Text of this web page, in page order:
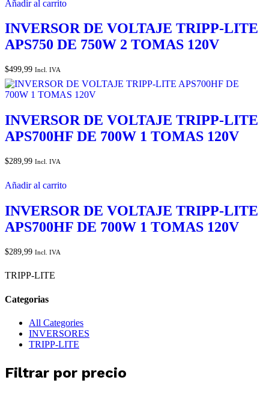
Añadir al carrito
INVERSOR DE VOLTAJE TRIPP-LITE
APS750 DE 750W 2 TOMAS 120V
$499,99 Incl. IVA
INVERSOR DE VOLTAJE TRIPP-LITE
APS700HF DE 700W 1 TOMAS 120V
$289,99 Incl. IVA
Añadir al carrito
INVERSOR DE VOLTAJE TRIPP-LITE
APS700HF DE 700W 1 TOMAS 120V
$289,99 Incl. IVA
TRIPP-LITE
Categorias
All Categories
INVERSORES
TRIPP-LITE
Filtrar por precio